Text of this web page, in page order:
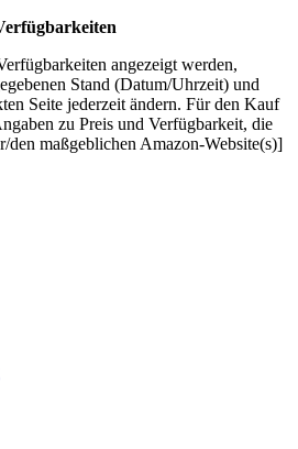
angezeigt werden,
Stand (Datum/Uhrzeit) und
Seite jederzeit ändern. Für den Kauf
zu Preis und Verfügbarkeit, die
maßgeblichen Amazon-Website(s)]